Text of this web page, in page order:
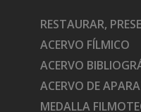
RESTAURAR,
ACERVO FÍLMICO
ACERVO
ACERVO DE
MEDALLA